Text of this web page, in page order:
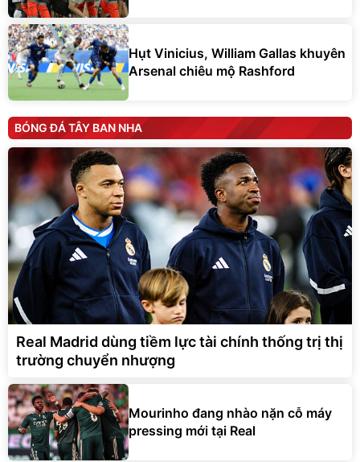
Hụt Vinicius, William Gallas khuyên
Arsenal chiêu mộ Rashford
BÓNG ĐÁ TÂY BAN NHA
Real Madrid dùng tiềm lực tài chính thống trị thị
trường chuyển nhượng
Mourinho đang nhào nặn cỗ máy
pressing mới tại Real